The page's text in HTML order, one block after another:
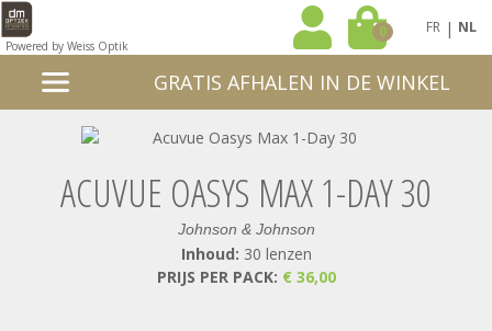
Powered by Weiss Optik
0 FR | NL
GRATIS AFHALEN IN DE WINKEL
ACUVUE OASYS MAX 1-DAY 30
Johnson & Johnson
Inhoud: 30 lenzen
PRIJS PER PACK: € 36,00